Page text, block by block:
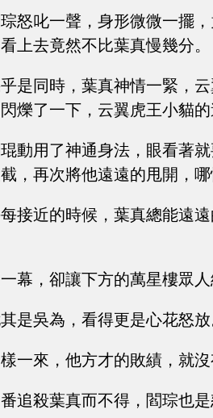
怒叱一聲，身形微微一擺
上去竟然不比葉真慢幾分。
是同時，葉真神情一緊，
爍了一下，云翼虎王小貓
動用了神通身法，眼看著
，再次將他遠遠的甩開，
接近的時候，葉真總能遠
幕，卻讓下方的萬星樓眾
是吳為，看得更是心花怒
一來，他方才的敗績，就
追殺葉真而不得，閻琮也